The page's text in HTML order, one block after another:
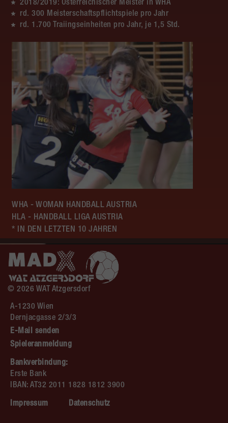
2018/2019: Österreichischer Meister in WHA
rd. 300 Meisterschaftspflichtspiele pro Jahr
rd. 1.700 Traiingseinheiten pro Jahr, je 1,5 Std.
WHA - WOMAN HANDBALL AUSTRIA
HLA - HANDBALL LIGA AUSTRIA
* IN DEN LETZTEN 10 JAHREN
© 2026 WAT Atzgersdorf
A-1230 Wien
Dernjacgasse 2/3/3
E-Mail senden
Spieleranmeldung
Bankverbindung:
Erste Bank
IBAN: AT32 2011 1828 1812 3900
Impressum Datenschutz